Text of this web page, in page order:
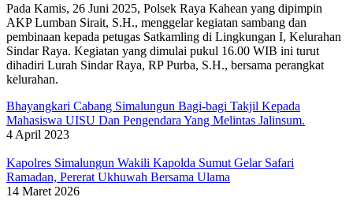
Pada Kamis, 26 Juni 2025, Polsek Raya Kahean yang dipimpin
AKP Lumban Sirait, S.H., menggelar kegiatan sambang dan
pembinaan kepada petugas Satkamling di Lingkungan I, Kelurahan
Sindar Raya. Kegiatan yang dimulai pukul 16.00 WIB ini turut
dihadiri Lurah Sindar Raya, RP Purba, S.H., bersama perangkat
kelurahan.
Bhayangkari Cabang Simalungun Bagi-bagi Takjil Kepada
Mahasiswa UISU Dan Pengendara Yang Melintas Jalinsum.
4 April 2023
Kapolres Simalungun Wakili Kapolda Sumut Gelar Safari
Ramadan, Pererat Ukhuwah Bersama Ulama
14 Maret 2026